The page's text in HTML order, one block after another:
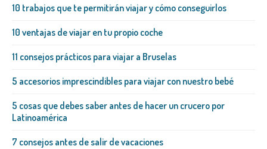
10 trabajos que te permitirán viajar y cómo conseguirlos
10 ventajas de viajar en tu propio coche
11 consejos prácticos para viajar a Bruselas
5 accesorios imprescindibles para viajar con nuestro bebé
5 cosas que debes saber antes de hacer un crucero por
Latinoamérica
7 consejos antes de salir de vacaciones